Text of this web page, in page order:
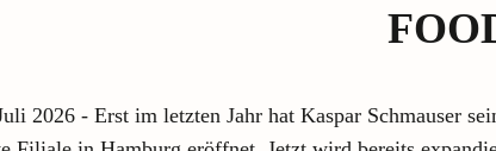
2026 - Erst im letzten Jahr hat Kaspar Schmauser